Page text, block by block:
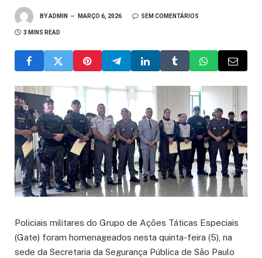
BYADMIN MARÇO 6, 2026 SEM COMENTÁRIOS
3 MINS READ
Policiais militares do Grupo de Ações Táticas Especiais
(Gate) foram homenageados nesta quinta-feira (5), na
sede da Secretaria da Segurança Pública de São Paulo